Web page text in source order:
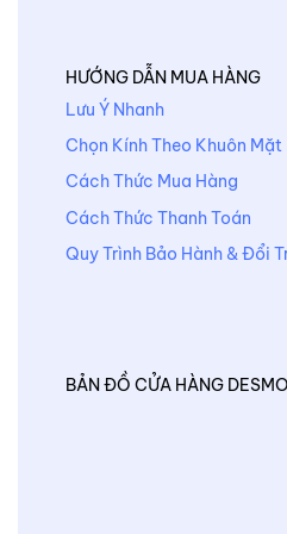
HƯỚNG DẪN MUA HÀNG
Lưu Ý Nhanh
Chọn Kính Theo Khuôn Mặt
Cách Thức Mua Hàng
Cách Thức Thanh Toán
Quy Trình Bảo Hành & Đổi
BẢN ĐỒ CỬA HÀNG